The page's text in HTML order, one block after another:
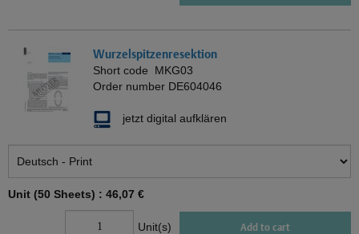
Wurzelspitzenresektion
Short code MKG03
Order number DE604046
jetzt digital aufklären
Unit (50 Sheets) : 46,07 €
Unit(s) Add to cart